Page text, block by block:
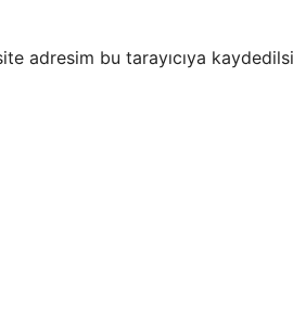
adresim bu tarayıcıya